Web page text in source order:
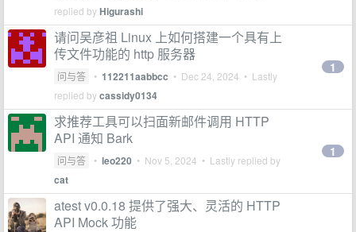
replied byHigurashi
请问吴彦祖 Linux 上如何搭建一个具有上
传文件功能的 http 服务器
问与答 • 112211aabbcc • Dec 24, 2024 • Lastly
replied bycassidy0134
1
求推荐工具可以扫面新邮件调用 HTTP
API 通知 Bark
问与答 • leo220 • Nov 5, 2024 • Lastly replied by
cat
1
atest v0.0.18 提供了强大、灵活的 HTTP
API Mock 功能